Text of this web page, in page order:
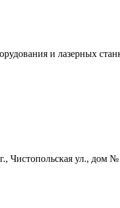
и лазерных
Чистопольская ул., дом